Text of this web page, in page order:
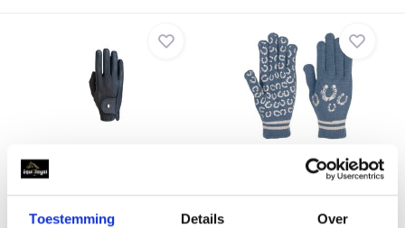
Toestemming Details Over
Roeckl Handschoen
Roeck-Grip Lite - Blac...
De Roeckl Grip Lite zijn zeer
fijne handschoenen...
Harry's Horse Magic
Cloves Horseshoe - N...
Stijlvolle en elastische
handschoenen van zacht,...